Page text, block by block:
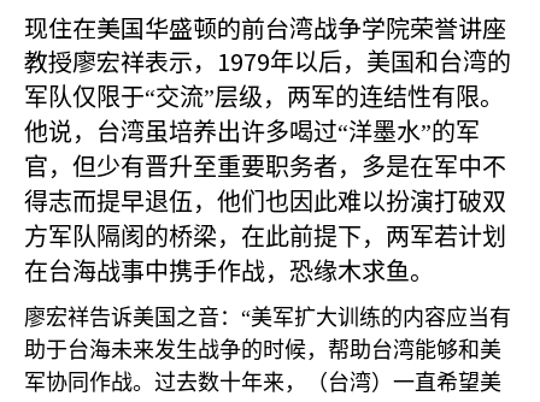
现住在美国华盛顿的前台湾战争学院荣誉讲座
教授廖宏祥表示，1979年以后，美国和台湾的
军队仅限于“交流”层级，两军的连结性有限。
他说，台湾虽培养出许多喝过“洋墨水”的军
官，但少有晋升至重要职务者，多是在军中不
得志而提早退伍，他们也因此难以扮演打破双
方军队隔阂的桥梁，在此前提下，两军若计划
在台海战事中携手作战，恐缘木求鱼。
廖宏祥告诉美国之音：“美军扩大训练的内容应当有
助于台海未来发生战争的时候，帮助台湾能够和美
军协同作战。过去数十年来，（台湾）一直希望美